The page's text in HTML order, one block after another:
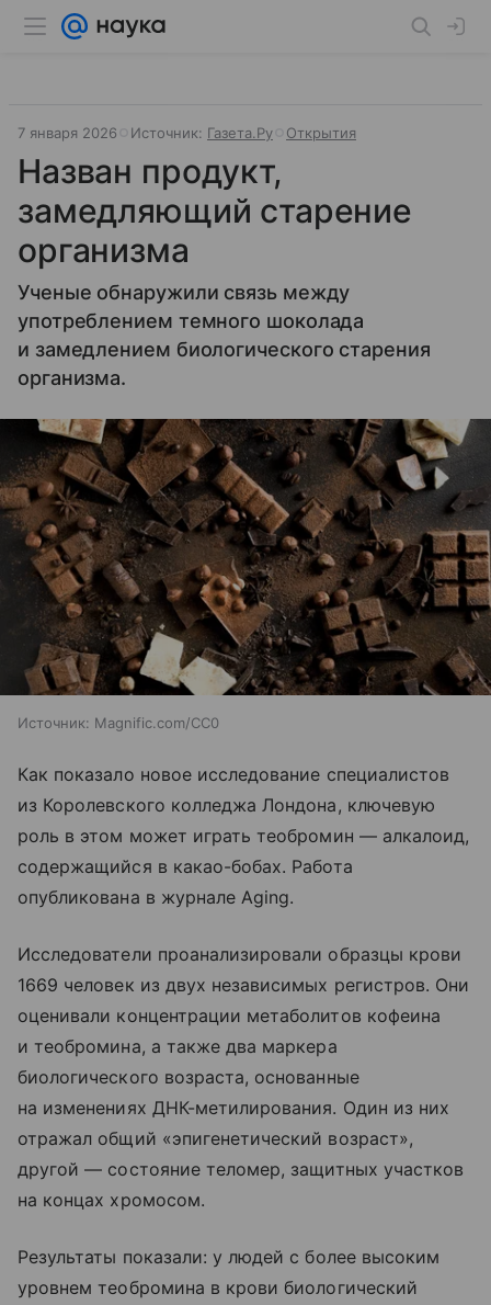
7 января 2026 Источник: Газета.Ру Открытия
Назван продукт,
замедляющий старение
организма
Ученые обнаружили связь между
употреблением темного шоколада
и замедлением биологического старения
организма.
Источник: Magnific.com/CC0
Как показало новое исследование специалистов
из Королевского колледжа Лондона, ключевую
роль в этом может играть теобромин — алкалоид,
содержащийся в какао-бобах. Работа
опубликована в журнале Aging.
Исследователи проанализировали образцы крови
1669 человек из двух независимых регистров. Они
оценивали концентрации метаболитов кофеина
и теобромина, а также два маркера
биологического возраста, основанные
на изменениях ДНК-метилирования. Один из них
отражал общий «эпигенетический возраст»,
другой — состояние теломер, защитных участков
на концах хромосом.
Результаты показали: у людей с более высоким
уровнем теобромина в крови биологический